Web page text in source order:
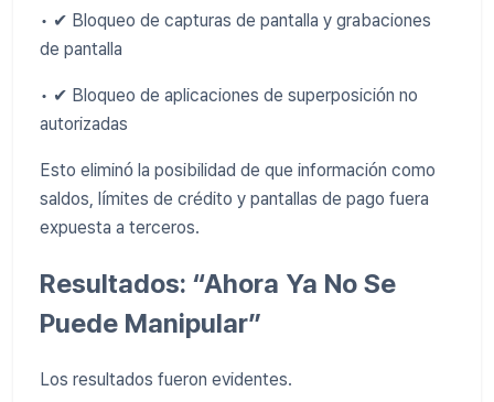
• ✔ Bloqueo de capturas de pantalla y grabaciones
de pantalla
• ✔ Bloqueo de aplicaciones de superposición no
autorizadas
Esto eliminó la posibilidad de que información como
saldos, límites de crédito y pantallas de pago fuera
expuesta a terceros.
Resultados: “Ahora Ya No Se
Puede Manipular”
Los resultados fueron evidentes.